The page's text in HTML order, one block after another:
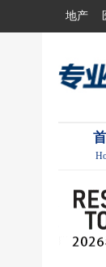
地产